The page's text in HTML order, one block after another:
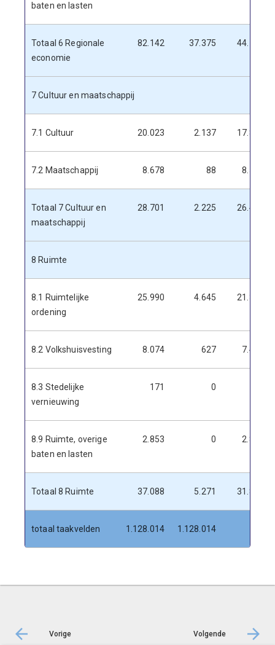
baten en lasten
Totaal 6 Regionale
economie
82.142 37.375 44.767
7 Cultuur en maatschappij
7.1 Cultuur 20.023 2.137 17.886
7.2 Maatschappij 8.678 88 8.590
Totaal 7 Cultuur en
maatschappij
28.701 2.225 26.476
8 Ruimte
8.1 Ruimtelijke
ordening
25.990 4.645 21.345
8.2 Volkshuisvesting 8.074 627 7.447
8.3 Stedelijke
vernieuwing
171 0
8.9 Ruimte, overige
baten en lasten
2.853 0 2.853
Totaal 8 Ruimte 37.088 5.271 31.816
totaal taakvelden 1.128.014 1.128.014
Vorige Volgende